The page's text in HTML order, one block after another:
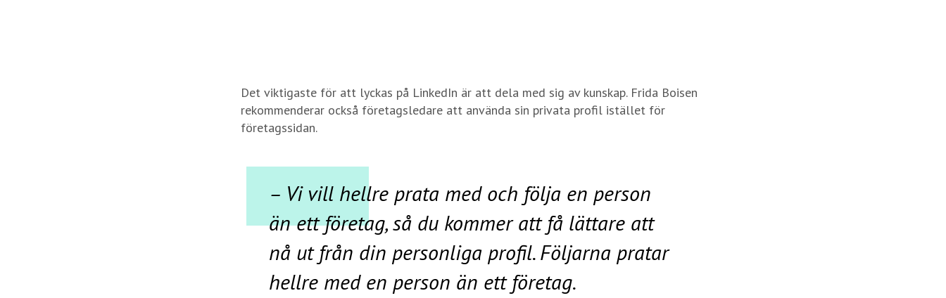
Det viktigaste för att lyckas på LinkedIn är att dela med sig av kunskap. Frida Boisen
rekommenderar också företagsledare att använda sin privata profil istället för
företagssidan.
– Vi vill hellre prata med och följa en person
än ett företag, så du kommer att få lättare att
nå ut från din personliga profil. Följarna pratar
hellre med en person än ett företag.